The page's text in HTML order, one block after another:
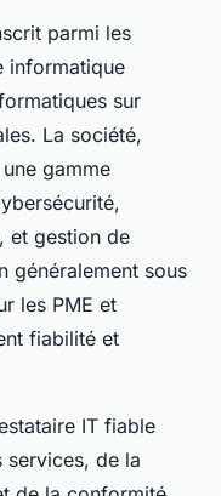
parmi les
informatique
sur
La société,
gamme
et gestion de
généralement sous
les PME et
fiabilité et
IT fiable
services, de la